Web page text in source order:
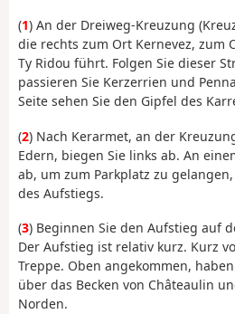
(1) An der Dreiweg-Kreuzung
die rechts zum Ort Kernevez, zum
Ty Ridou führt. Folgen Sie dieser
passieren Sie Kerzerrien und
Seite sehen Sie den Gipfel des
(2) Nach Kerarmet, an der
Edern, biegen Sie links ab. An
ab, um zum Parkplatz zu
des Aufstiegs.
(3) Beginnen Sie den Aufstieg auf
Der Aufstieg ist relativ kurz. Kurz
Treppe. Oben angekommen,
über das Becken von Châteaulin
Norden.